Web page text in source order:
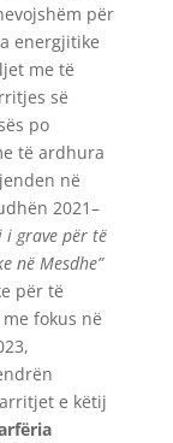
për
energjitike
me të
së
po
të ardhura
në
2021–
i grave për të
në Mesdhe”
për të
fokus në
e këtij